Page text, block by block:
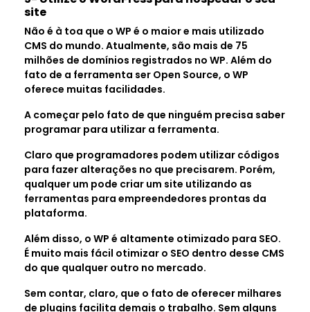
site
Não é à toa que o WP é o maior e mais utilizado
CMS do mundo. Atualmente, são mais de 75
milhões de domínios registrados no WP. Além do
fato de a ferramenta ser Open Source, o WP
oferece muitas facilidades.
A começar pelo fato de que ninguém precisa saber
programar para utilizar a ferramenta.
Claro que programadores podem utilizar códigos
para fazer alterações no que precisarem. Porém,
qualquer um pode criar um site utilizando as
ferramentas para empreendedores prontas da
plataforma.
Além disso, o WP é altamente otimizado para SEO.
É muito mais fácil otimizar o SEO dentro desse CMS
do que qualquer outro no mercado.
Sem contar, claro, que o fato de oferecer milhares
de plugins facilita demais o trabalho. Sem alguns